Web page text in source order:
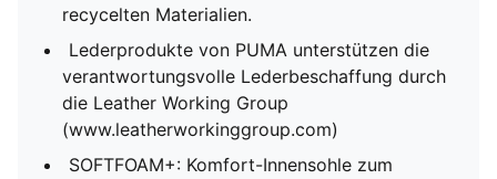
recycelten Materialien.
Lederprodukte von PUMA unterstützen die
verantwortungsvolle Lederbeschaffung durch
die Leather Working Group
(www.leatherworkinggroup.com)
SOFTFOAM+: Komfort-Innensohle zum